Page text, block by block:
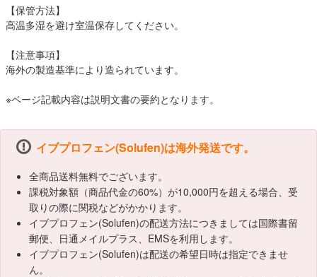
【保管方法】
高温多湿を避け室温保存してください。
【注意事項】
海外の製造基準により造られています。
※ページ記載内容は説明文書の要約となります。
イブプロフェン(Solufen)は海外発送です。
全商品送料無料でございます。
課税対象額（商品代金の60%）が10,000円を超える場合、受
取りの際に関税などがかかります。
イブプロフェン(Solufen)の配送方法につきましては国際書留
郵便、日通メイルプラス、EMSを利用します。
イブプロフェン(Solufen)は配送の希望日時は指定できませ
ん。